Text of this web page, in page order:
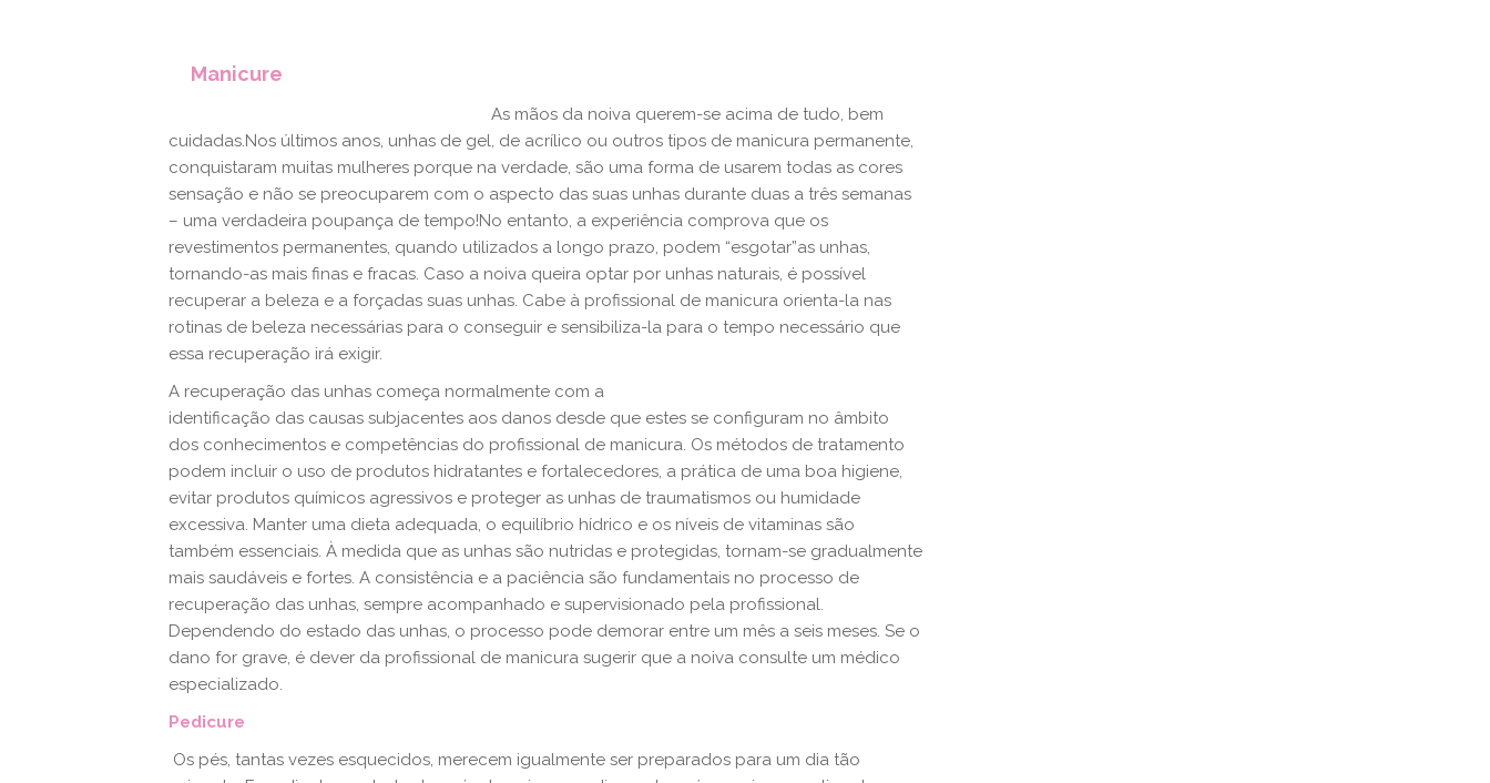
Manicure
As mãos da noiva querem-se acima de tudo, bem
cuidadas.Nos últimos anos, unhas de gel, de acrílico ou outros tipos de manicura permanente,
conquistaram muitas mulheres porque na verdade, são uma forma de usarem todas as cores
sensação e não se preocuparem com o aspecto das suas unhas durante duas a três semanas
– uma verdadeira poupança de tempo!No entanto, a experiência comprova que os
revestimentos permanentes, quando utilizados a longo prazo, podem “esgotar”as unhas,
tornando-as mais finas e fracas. Caso a noiva queira optar por unhas naturais, é possível
recuperar a beleza e a forçadas suas unhas. Cabe à profissional de manicura orienta-la nas
rotinas de beleza necessárias para o conseguir e sensibiliza-la para o tempo necessário que
essa recuperação irá exigir.
A recuperação das unhas começa normalmente com a
identificação das causas subjacentes aos danos desde que estes se configuram no âmbito
dos conhecimentos e competências do profissional de manicura. Os métodos de tratamento
podem incluir o uso de produtos hidratantes e fortalecedores, a prática de uma boa higiene,
evitar produtos químicos agressivos e proteger as unhas de traumatismos ou humidade
excessiva. Manter uma dieta adequada, o equilíbrio hídrico e os níveis de vitaminas são
também essenciais. À medida que as unhas são nutridas e protegidas, tornam-se gradualmente
mais saudáveis e fortes. A consistência e a paciência são fundamentais no processo de
recuperação das unhas, sempre acompanhado e supervisionado pela profissional.
Dependendo do estado das unhas, o processo pode demorar entre um mês a seis meses. Se o
dano for grave, é dever da profissional de manicura sugerir que a noiva consulte um médico
especializado.
Pedicure
Os pés, tantas vezes esquecidos, merecem igualmente ser preparados para um dia tão